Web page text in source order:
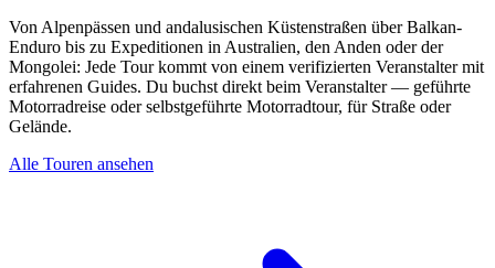
Von Alpenpässen und andalusischen Küstenstraßen über Balkan-
Enduro bis zu Expeditionen in Australien, den Anden oder der
Mongolei: Jede Tour kommt von einem verifizierten Veranstalter mit
erfahrenen Guides. Du buchst direkt beim Veranstalter — geführte
Motorradreise oder selbstgeführte Motorradtour, für Straße oder
Gelände.
Alle Touren ansehen